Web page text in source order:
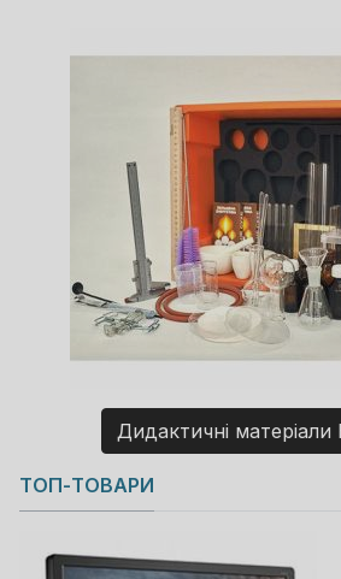
Дидактичні
Copyright MAXXmarketing GmbH
JoomShopping Download &
ТОП-ТОВАРИ